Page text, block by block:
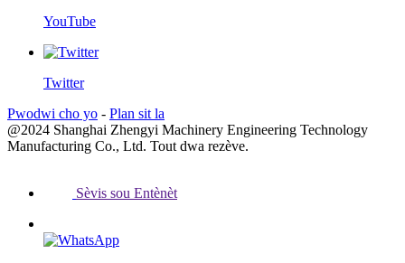
YouTube
Twitter
Pwodwi cho yo - Plan sit la
@2024 Shanghai Zhengyi Machinery Engineering Technology
Manufacturing Co., Ltd. Tout dwa rezève.
Sèvis sou Entènèt